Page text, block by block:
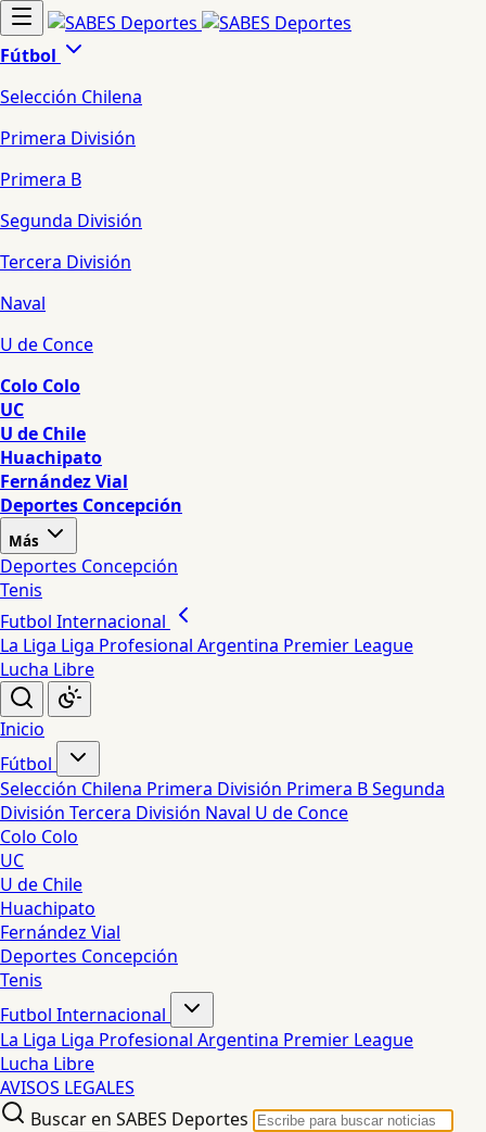
Fútbol
Selección Chilena
Primera División
Primera B
Segunda División
Tercera División
Naval
U de Conce
Colo Colo
UC
U de Chile
Huachipato
Fernández Vial
Deportes Concepción
Más
Deportes Concepción
Tenis
Futbol Internacional
La Liga Liga Profesional Argentina Premier League
Lucha Libre
Inicio
Fútbol
Selección Chilena Primera División Primera BSegunda
División Tercera División Naval U de Conce
Colo Colo
UC
U de Chile
Huachipato
Fernández Vial
Deportes Concepción
Tenis
Futbol Internacional
La Liga Liga Profesional Argentina Premier League
Lucha Libre
AVISOS LEGALES
Buscar en SABES Deportes